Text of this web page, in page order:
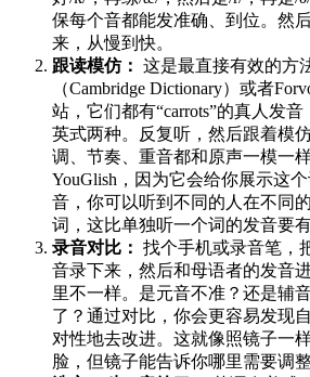
保每个音都能发准确、到位。然
来，从慢到快。
跟读模仿： 这是最直接有效的方
（Cambridge Dictionary）或者
站，它们都有“carrots”的真人发
英式两种。反复听，然后跟着模
调、节奏、重音都和原声一模一
YouGlish，因为它会给你展示这
音，你可以听到不同的人在不同
词，这比单独听一个词的发音要有
录音对比： 找个手机或录音笔，
音录下来，然后和母语者的发音
里不一样。是元音不准？还是辅
了？通过对比，你会更容易发现
对性地去改进。这就像照镜子一
脸，但镜子能告诉你哪里需要调整